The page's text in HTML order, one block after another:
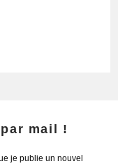
mail !
je publie un nouvel